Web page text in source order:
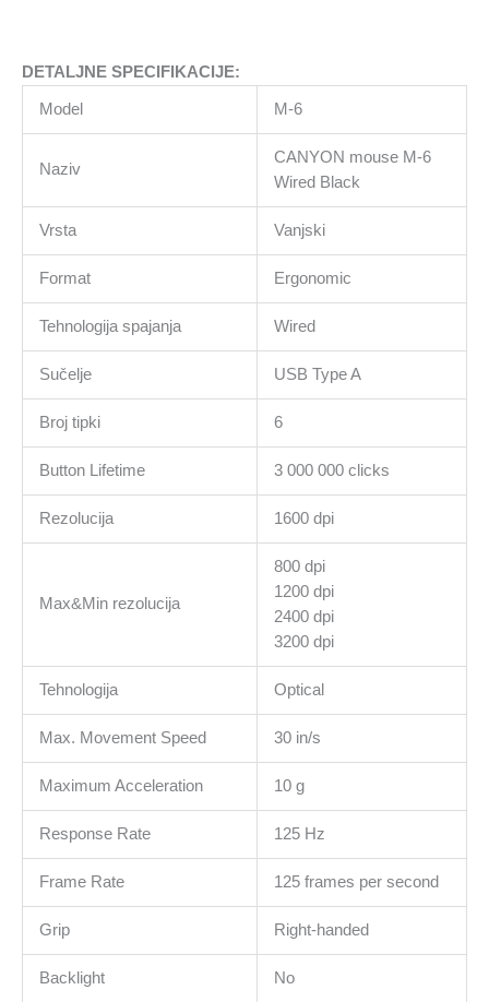
DETALJNE SPECIFIKACIJE:
Model M-6
Naziv
CANYON mouse M-6
Wired Black
Vrsta Vanjski
Format Ergonomic
Tehnologija spajanja Wired
Sučelje USB Type A
Broj tipki 6
Button Lifetime 3 000 000 clicks
Rezolucija 1600 dpi
Max&Min rezolucija
800 dpi
1200 dpi
2400 dpi
3200 dpi
Tehnologija Optical
Max. Movement Speed 30 in/s
Maximum Acceleration 10 g
Response Rate 125 Hz
Frame Rate 125 frames per second
Grip Right-handed
Backlight No